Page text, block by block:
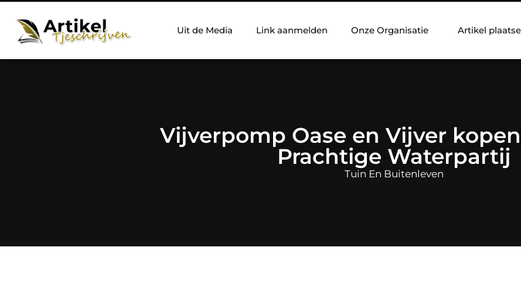
Uit de Media Link aanmelden Onze Organisatie Artikel
Vijverpomp Oase en Vijver
Prachtige Waterpartij
Tuin En Buitenleven